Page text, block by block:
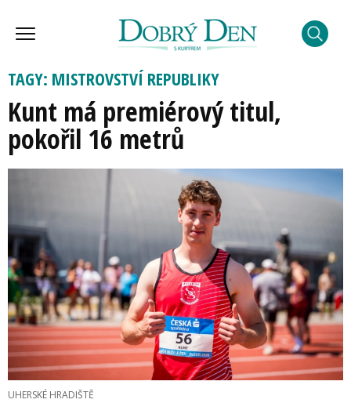
TAGY: MISTROVSTVÍ REPUBLIKY
Kunt má premiérový titul,
pokořil 16 metrů
UHERSKÉ HRADIŠTĚ